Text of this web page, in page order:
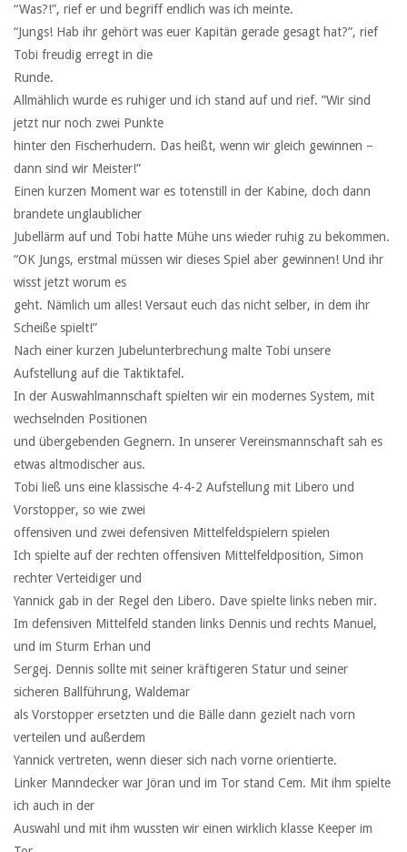
“Was?!”, rief er und begriff endlich was ich meinte.
“Jungs! Hab ihr gehört was euer Kapitän gerade gesagt hat?”, rief
Tobi freudig erregt in die
Runde.
Allmählich wurde es ruhiger und ich stand auf und rief. ”Wir sind
jetzt nur noch zwei Punkte
hinter den Fischerhudern. Das heißt, wenn wir gleich gewinnen –
dann sind wir Meister!”
Einen kurzen Moment war es totenstill in der Kabine, doch dann
brandete unglaublicher
Jubellärm auf und Tobi hatte Mühe uns wieder ruhig zu bekommen.
“OK Jungs, erstmal müssen wir dieses Spiel aber gewinnen! Und ihr
wisst jetzt worum es
geht. Nämlich um alles! Versaut euch das nicht selber, in dem ihr
Scheiße spielt!”
Nach einer kurzen Jubelunterbrechung malte Tobi unsere
Aufstellung auf die Taktiktafel.
In der Auswahlmannschaft spielten wir ein modernes System, mit
wechselnden Positionen
und übergebenden Gegnern. In unserer Vereinsmannschaft sah es
etwas altmodischer aus.
Tobi ließ uns eine klassische 4-4-2 Aufstellung mit Libero und
Vorstopper, so wie zwei
offensiven und zwei defensiven Mittelfeldspielern spielen
Ich spielte auf der rechten offensiven Mittelfeldposition, Simon
rechter Verteidiger und
Yannick gab in der Regel den Libero. Dave spielte links neben mir.
Im defensiven Mittelfeld standen links Dennis und rechts Manuel,
und im Sturm Erhan und
Sergej. Dennis sollte mit seiner kräftigeren Statur und seiner
sicheren Ballführung, Waldemar
als Vorstopper ersetzten und die Bälle dann gezielt nach vorn
verteilen und außerdem
Yannick vertreten, wenn dieser sich nach vorne orientierte.
Linker Manndecker war Jöran und im Tor stand Cem. Mit ihm spielte
ich auch in der
Auswahl und mit ihm wussten wir einen wirklich klasse Keeper im